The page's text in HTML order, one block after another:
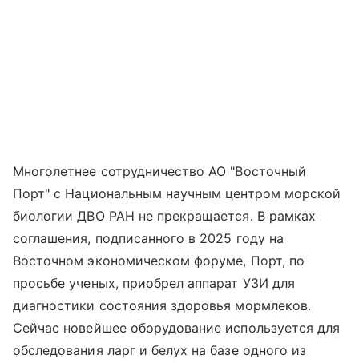
Многолетнее сотрудничество АО "Восточный
Порт" с Национальным научным центром морской
биологии ДВО РАН не прекращается. В рамках
соглашения, подписанного в 2025 году на
Восточном экономическом форуме, Порт, по
просьбе ученых, приобрел аппарат УЗИ для
диагностики состояния здоровья мормлеков.
Сейчас новейшее оборудование используется для
обследования ларг и белух на базе одного из